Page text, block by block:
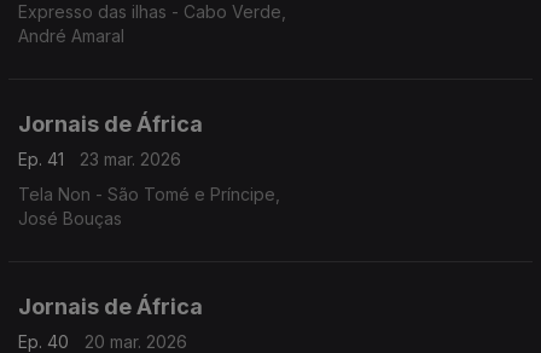
Expresso das ilhas - Cabo Verde,
André Amaral
Jornais de África
Ep. 41
23 mar. 2026
Tela Non - São Tomé e Príncipe,
José Bouças
Jornais de África
Ep. 40
20 mar. 2026